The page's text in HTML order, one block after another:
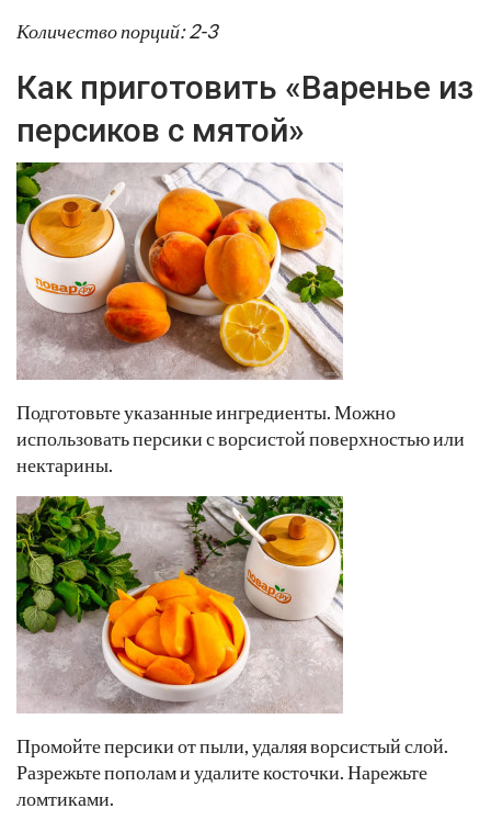
Количество порций: 2-3
Как приготовить «Варенье из
персиков с мятой»
Подготовьте указанные ингредиенты. Можно
использовать персики с ворсистой поверхностью или
нектарины.
Промойте персики от пыли, удаляя ворсистый слой.
Разрежьте пополам и удалите косточки. Нарежьте
ломтиками.